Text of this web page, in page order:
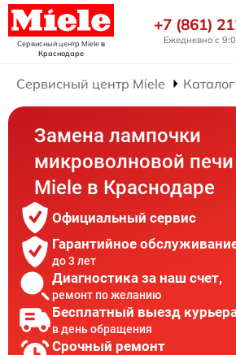
Сервисный центр Mieleв
Краснодаре
+7 (861)
Ежедневно с
Сервисный центр Miele
Замена лампочки
микроволновой печи
Miele в Краснодаре
Официальный сервис
Гарантийное
до 3 лет
Диагностика за наш счет,
ремонт по желанию
Бесплатный выезд
в день обращения
Срочный ремонт